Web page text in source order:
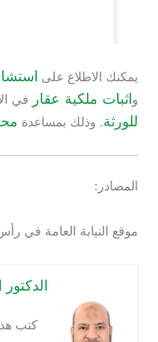
يمكنك الاطلاع على
واثبات ملكية عقار في
للورثة. وذلك بمساعدة
المصادر:
موقع النيابة العامة في
كتب